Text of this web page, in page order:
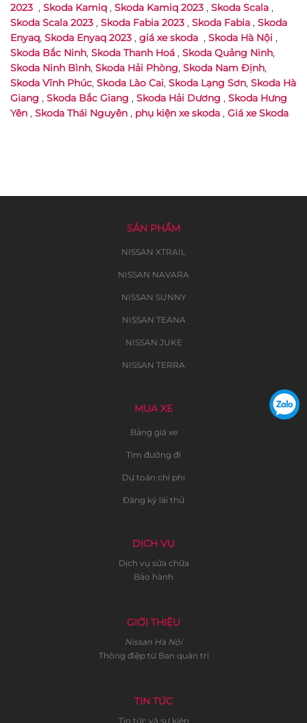
2023 , Skoda Kamiq , Skoda Kamiq 2023 , Skoda Scala ,
Skoda Scala 2023 , Skoda Fabia 2023 , Skoda Fabia , Skoda
Enyaq, Skoda Enyaq 2023 , giá xe skoda , Skoda Hà Nội ,
Skoda Bắc Ninh, Skoda Thanh Hoá , Skoda Quảng Ninh,
Skoda Ninh Bình, Skoda Hải Phòng, Skoda Nam Định,
Skoda Vĩnh Phúc, Skoda Lào Cai, Skoda Lạng Sơn, Skoda Hà
Giang , Skoda Bắc Giang , Skoda Hải Dương , Skoda Hưng
Yên , Skoda Thái Nguyên , phụ kiện xe skoda , Giá xe Skoda
SẢN PHẨM
NISSAN XTRAIL
NISSAN NAVARA
NISSAN SUNNY
NISSAN TEANA
NISSAN JUKE
NISSAN TERRA
MUA XE
Bảng giá xe
Tìm đường đi
Dự toán chi phí
Đăng ký lái thử
DỊCH VỤ
Dịch vụ sửa chữa
Bảo hành
GIỚI THIỆU
Nissan Hà Nội
Thông điệp từ Ban quản trị
TIN TỨC
Tin tức và sự kiện